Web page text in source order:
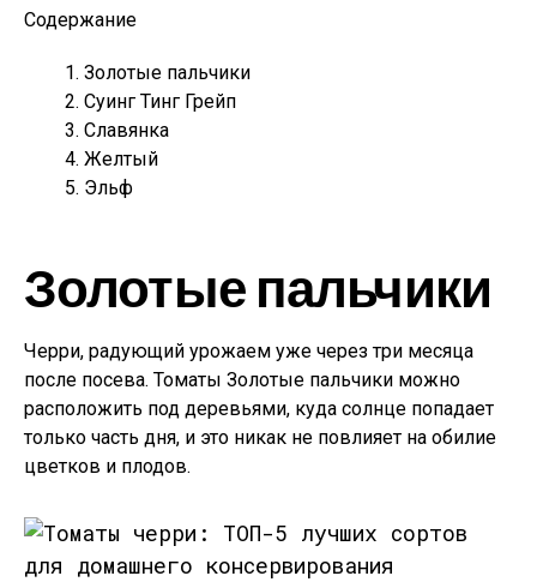
Содержание
Золотые пальчики
Суинг Тинг Грейп
Славянка
Желтый
Эльф
Золотые пальчики
Черри, радующий урожаем уже через три месяца
после посева. Томаты Золотые пальчики можно
расположить под деревьями, куда солнце попадает
только часть дня, и это никак не повлияет на обилие
цветков и плодов.